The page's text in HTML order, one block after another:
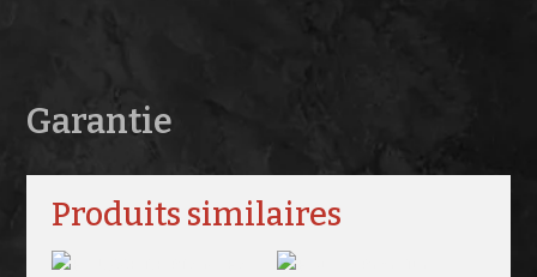
Garantie
Produits similaires